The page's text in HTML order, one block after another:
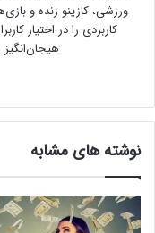
ورزشی، کازینو زنده و
نوشته های مشابه